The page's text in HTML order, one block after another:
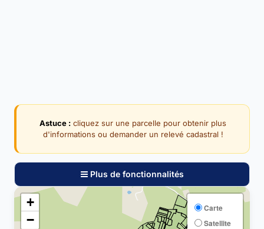
Astuce : cliquez sur une parcelle pour obtenir plus
d'informations ou demander un relevé cadastral !
Plus de fonctionnalités
+
−
Carte
Satellite